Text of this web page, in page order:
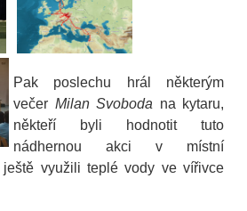
Pak poslechu hrál některým
večer Milan Svoboda na kytaru,
někteří byli hodnotit tuto
nádhernou akci v místní
využili teplé vody ve vířivce